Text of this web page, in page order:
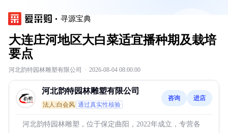
寻源宝典
大连庄河地区大白菜适宜播种期及栽培
要点
河北韵特园林雕塑有限公司 · 2026-08-04 08:00:00
河北韵特园林雕塑有限公司
法人:白会风 通过真实性核验
咨询 进店
河北韵特园林雕塑，位于保定曲阳，2022年成立，专营各